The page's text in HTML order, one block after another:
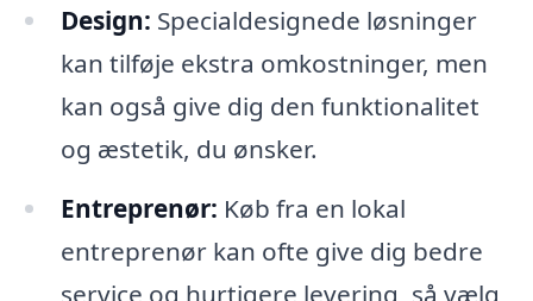
Design: Specialdesignede løsninger
kan tilføje ekstra omkostninger, men
kan også give dig den funktionalitet
og æstetik, du ønsker.
Entreprenør: Køb fra en lokal
entreprenør kan ofte give dig bedre
service og hurtigere levering, så vælg